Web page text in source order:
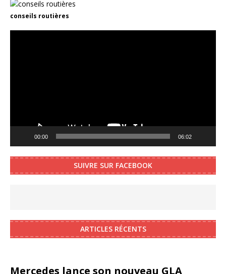
conseils routières
00:00 06:02
SUIVRE SUR FACEBOOK
ARTICLES RÉCENTS
Mercedes lance son nouveau GLA